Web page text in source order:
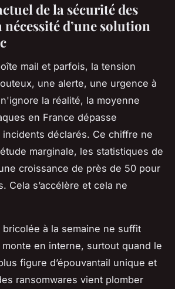
de la sécurité des
nécessité d’une solution
mail et parfois, la tension
une alerte, une urgence à
la réalité, la moyenne
en France dépasse
incidents déclarés. Ce chiffre ne
marginale, les statistiques de
une croissance de près de 50 pour
Cela s’accélère et cela ne
à la semaine ne suffit
en interne, surtout quand le
figure d’épouvantail unique et
ransomwares vient plomber